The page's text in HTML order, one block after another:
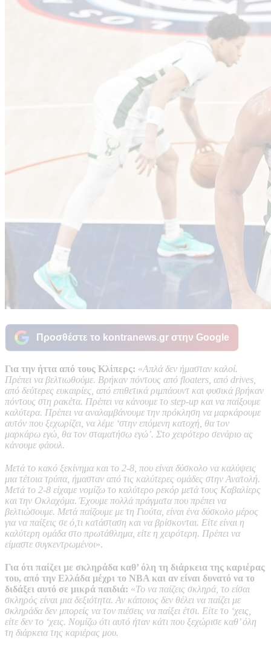
Προσθέστε το kontranews.gr στην Google
Για την ήττα από τους Κλίπερς: «Απλά δεν ήμασταν καλοί.
Πρέπει να βελτιωθούμε. Βρήκαν πόντους από floaters, από drives,
από δεύτερες ευκαιρίες, από επιθετικά ριμπάουντ και φυσικά βρήκαν
πόντους στη ρακέτα. Πρέπει να κάνουμε το step-up και να παίξουμε
καλύτερα. Πρέπει να αναλαμβάνουμε την πρόκληση να μαρκάρουμε
αυτόν που ξεχωρίζει, να λέμε ‘στην επόμενη κατοχή, θα τον
μαρκάρω εγώ, θα τον σταματήσω εγώ’. Στο χειρότερο σενάριο ας
κάνουμε φάουλ.
Μετά το κακό ξεκίνημα και το 2-8, που είναι δύσκολο να καλύψεις
μια τέτοια τρύπα, ήμασταν από τις καλύτερες ομάδες στην Ανατολή.
Μετά το 2-8 είχαμε νομίζω το καλύτερο ρεκόρ μετά τους Καβαλίερς
και την Οκλαχόμα. Έχουμε πολλά πράγματα που πρέπει να
βελτιώσουμε. Μετά παίζουμε με τη Γιούτα, είναι ένα δύσκολο μέρος
για να παίξεις σε ό,τι κατάσταση και να βρίσκονται. Είτε είναι η
καλύτερη ομάδα στο πρωτάθλημα, είτε η χειρότερη. Πρέπει να
είμαστε συγκεντρωμένοι».
Για ότι παίζει με σκληράδα καθ’ όλη τη διάρκεια της καριέρας
του, από την Ελλάδα μέχρι το NBA και αν είναι δυνατό να το
διδάξει αυτό σε μικρά παιδιά: «Το να παίζεις σκληρά, το είσαι
σκληρός είναι μια δεξιότητα. Αν κάποιος δεν θέλει να παίζει με
σκληράδα δεν μπορείς να τον πιέσεις να παίξει έτσι. Είτε το ‘χεις,
είτε δεν το ‘χεις. Νομίζω ότι αυτό ήταν κάτι που ξεχώρισε καθ’ όλη
τη διάρκεια της καριέρας μου.